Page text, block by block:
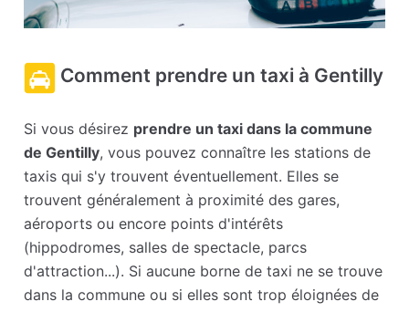
Comment prendre un taxi à Gentilly
Si vous désirez prendre un taxi dans la commune
de Gentilly, vous pouvez connaître les stations de
taxis qui s'y trouvent éventuellement. Elles se
trouvent généralement à proximité des gares,
aéroports ou encore points d'intérêts
(hippodromes, salles de spectacle, parcs
d'attraction...). Si aucune borne de taxi ne se trouve
dans la commune ou si elles sont trop éloignées de